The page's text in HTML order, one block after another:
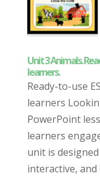
Unit 3 Animals.
learners.
Ready-to-use
learners
PowerPoint
learners
unit is
interactive,